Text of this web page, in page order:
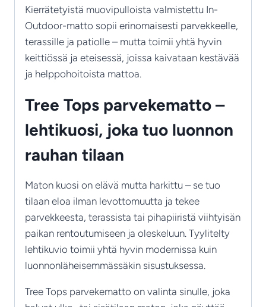
Kierrätetyistä muovipulloista valmistettu In-
Outdoor-matto sopii erinomaisesti parvekkeelle,
terassille ja patiolle – mutta toimii yhtä hyvin
keittiössä ja eteisessä, joissa kaivataan kestävää
ja helppohoitoista mattoa.
Tree Tops parvekematto –
lehtikuosi, joka tuo luonnon
rauhan tilaan
Maton kuosi on elävä mutta harkittu – se tuo
tilaan eloa ilman levottomuutta ja tekee
parvekkeesta, terassista tai pihapiiristä viihtyisän
paikan rentoutumiseen ja oleskeluun. Tyylitelty
lehtikuvio toimii yhtä hyvin modernissa kuin
luonnonläheisemmässäkin sisustuksessa.
Tree Tops parvekematto on valinta sinulle, joka